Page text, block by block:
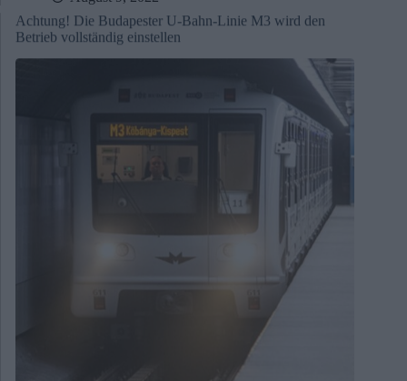
Achtung! Die Budapester U-Bahn-Linie M3 wird den
Betrieb vollständig einstellen